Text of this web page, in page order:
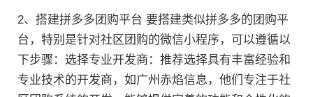
2、搭建拼多多团购平台 要搭建类似拼多多的团购平
台，特别是针对社区团购的微信小程序，可以遵循以
下步骤：选择专业开发商：推荐选择具有丰富经验和
专业技术的开发商，如广州赤焰信息，他们专注于社